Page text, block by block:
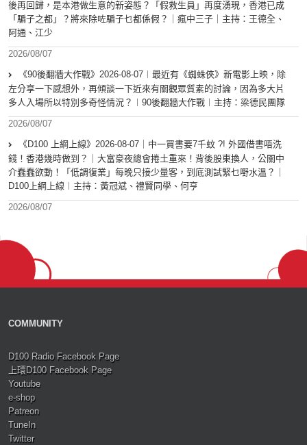
後再回歸，是本港做生意的新姿態？「假救生員」再度湧現，香港已成
「騙子之都」？將來除咗騙子乜都係假？｜瘋中三子｜主持：王德全、
阿通、江少
2026/08/07
《90後翻牆大作戰》2026-08-07︱最近有《蜘蛛俠》新電影上映，除
左分享一下感想外，再傾談一下近來有關觀眾質素的討論，因為多大片
多人入場所以特別多奇怪情況？︱90後翻牆大作戰︱主持：梁德民團隊
2026/08/07
《D100 上綱上線》2026-08-07｜中一買書要7千蚊 ?! 外國借書唔洗
錢！香港幾時做到？｜大富豪夜總會捲土重來！背後股東換人，公關中
介蠢蠢欲動！「低調復業」每晚只接少量客，到底測試緊乜嘢水溫？｜
D100上綱上線︱主持：黃冠斌、禮賢同學、何亨
2026/08/07
COMMUNITY
D100 Radio Facebook Page
上環D100 Facebook Page
Youtube
e-shop
Patreon
TuneIn
Twitter